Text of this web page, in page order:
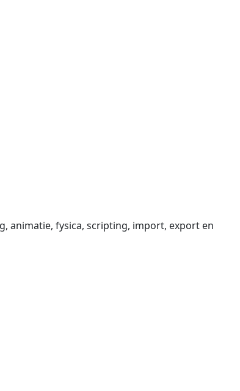
animatie, fysica, scripting, import, export en